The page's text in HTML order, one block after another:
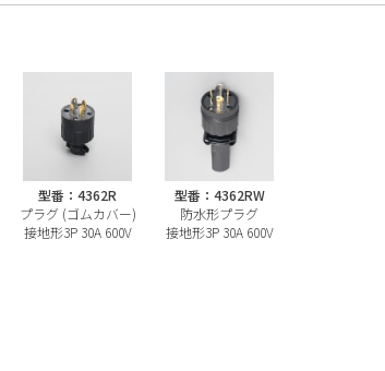
型番：4362R
プラグ (ゴムカバー)
接地形3P 30A 600V
型番：4362RW
防水形プラグ
接地形3P 30A 600V